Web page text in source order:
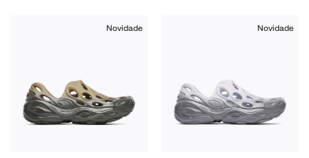
Novidade Novidade